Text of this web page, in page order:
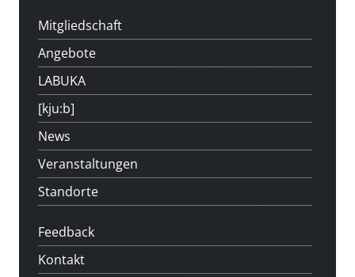
Mitgliedschaft
Angebote
LABUKA
[kju:b]
News
Veranstaltungen
Standorte
Feedback
Kontakt